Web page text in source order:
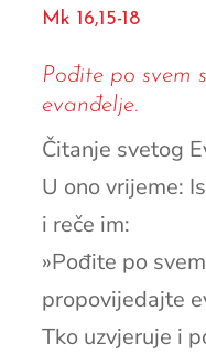
Mk 16,15-18
Pođite po svem
evanđelje.
Čitanje svetog
U ono vrijeme:
i reče im:
»Pođite po
propovijedajte
Tko uzvjeruje i